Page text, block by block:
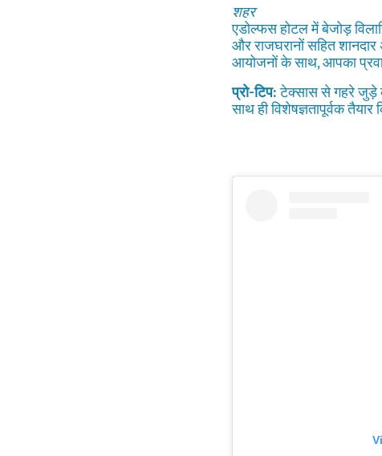
शहर
एडोल्फस होटल में बेजोड़
और राजघरानों सहित
आयोजनों के साथ, आपका
प्रो-टिप:टेक्सास से गहरे जुड़े
साथ ही विशेषज्ञतापूर्वक